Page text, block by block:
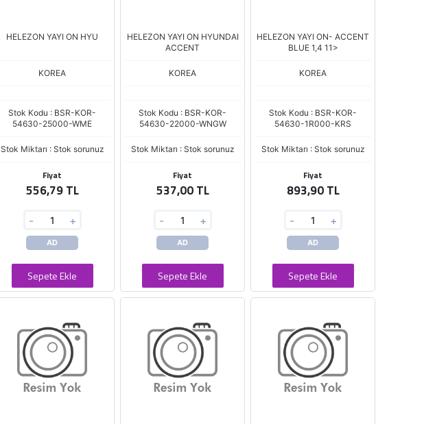
HELEZON YAYI ON HYU
KOREA
Stok Kodu : BSR-KOR-
54630-25000-WME
Stok Miktarı : Stok sorunuz
Fiyat
556,79 TL
- +
AD
Sepete Ekle
HELEZON YAYI ON HYUNDAI
ACCENT
KOREA
Stok Kodu : BSR-KOR-
54630-22000-WNGW
Stok Miktarı : Stok sorunuz
Fiyat
537,00 TL
- +
AD
Sepete Ekle
HELEZON YAYI ON- ACCENT
BLUE 1,4 11>
KOREA
Stok Kodu : BSR-KOR-
54630-1R000-KRS
Stok Miktarı : Stok sorunuz
Fiyat
893,90 TL
- +
AD
Sepete Ekle